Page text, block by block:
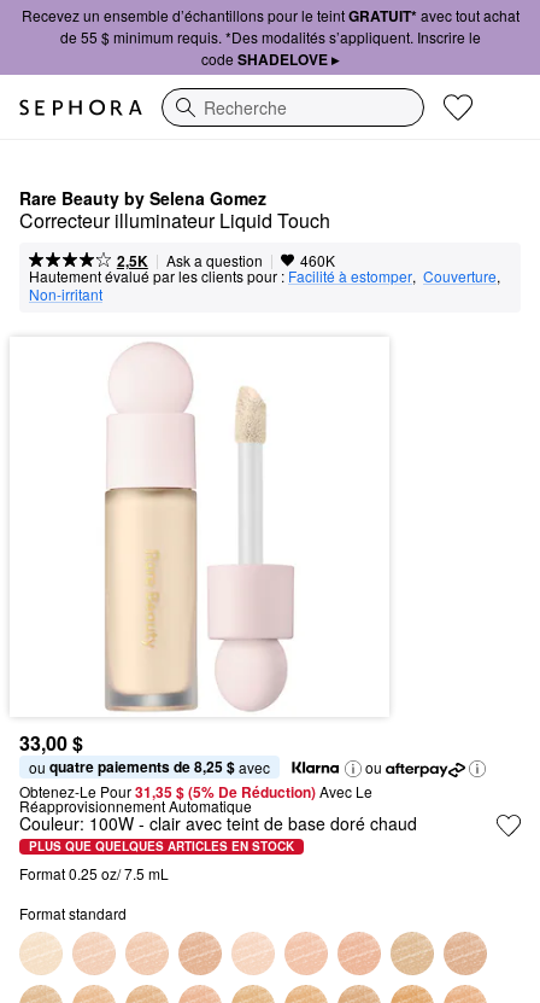
Recevez un ensemble d’échantillons pour le teintGRATUIT*avec tout achat
de 55 $ minimum requis. *Des modalités s’appliquent. Inscrire le
code SHADELOVE ▸
Recherche
Rare Beauty by Selena Gomez
Correcteur illuminateur Liquid Touch
2,5K | Ask a question | 460K
Hautement évalué par les clients pour : Facilité à estomper, Couverture,
Non-irritant
33,00 $
ou quatre paiements de 8,25 $ avec
ou
Obtenez-Le Pour31,35 $ (5% De Réduction) Avec Le
Réapprovisionnement Automatique
Couleur: 100W - clair avec teint de base doré chaud
PLUS QUE QUELQUES ARTICLES EN STOCK
Format 0.25 oz/ 7.5 mL
Format standard